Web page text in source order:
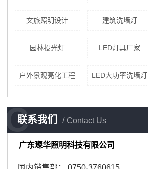
文旅照明设计 建筑洗墙灯
园林投光灯 LED灯具厂家
户外景观亮化工程 LED大功率洗墙灯
联系我们 Contact Us
C
广东璨华照明科技有限公司